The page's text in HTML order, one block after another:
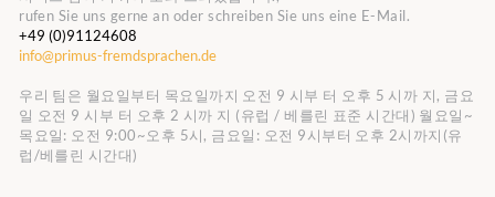
rufen Sie uns gerne an oder schreiben Sie uns eine E-Mail.
+49 (0)91124608
info@primus-fremdsprachen.de
우리 팀은 월요일부터 목요일까지 오전 9 시부 터 오후 5 시까 지, 금요
일 오전 9 시부 터 오후 2 시까 지 (유럽 / 베를린 표준 시간대) 월요일~
목요일: 오전 9:00~오후 5시, 금요일: 오전 9시부터 오후 2시까지(유
럽/베를린 시간대)